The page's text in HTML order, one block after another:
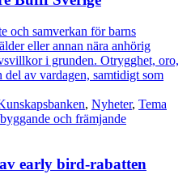
och samverkan för barns
eller annan nära anhörig
i grunden. Otrygghet, oro,
av vardagen, samtidigt som
, Nyheter, Tema
och främjande
early bird-rabatten